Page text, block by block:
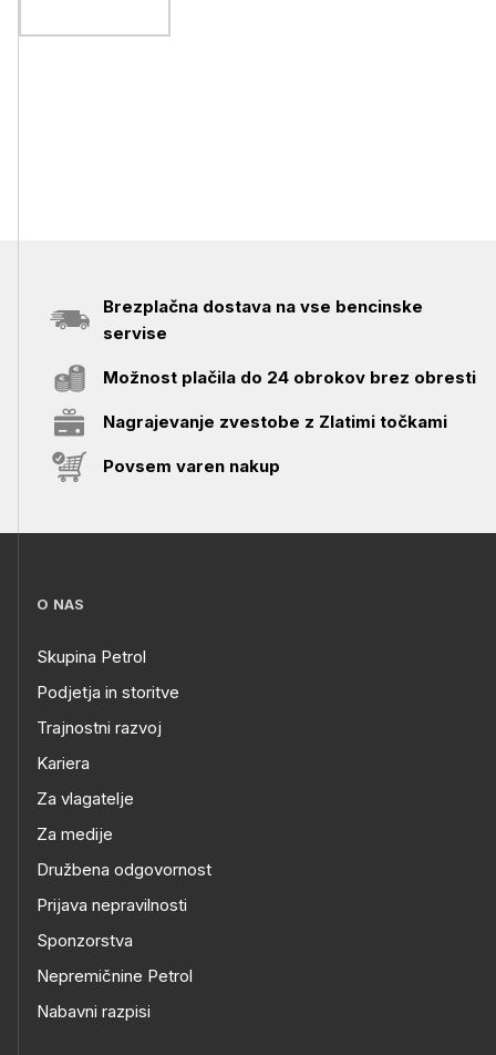
Brezplačna dostava na vse bencinske
servise
Možnost plačila do 24 obrokov brez obresti
Nagrajevanje zvestobe z Zlatimi točkami
Povsem varen nakup
O NAS
Skupina Petrol
Podjetja in storitve
Trajnostni razvoj
Kariera
Za vlagatelje
Za medije
Družbena odgovornost
Prijava nepravilnosti
Sponzorstva
Nepremičnine Petrol
Nabavni razpisi